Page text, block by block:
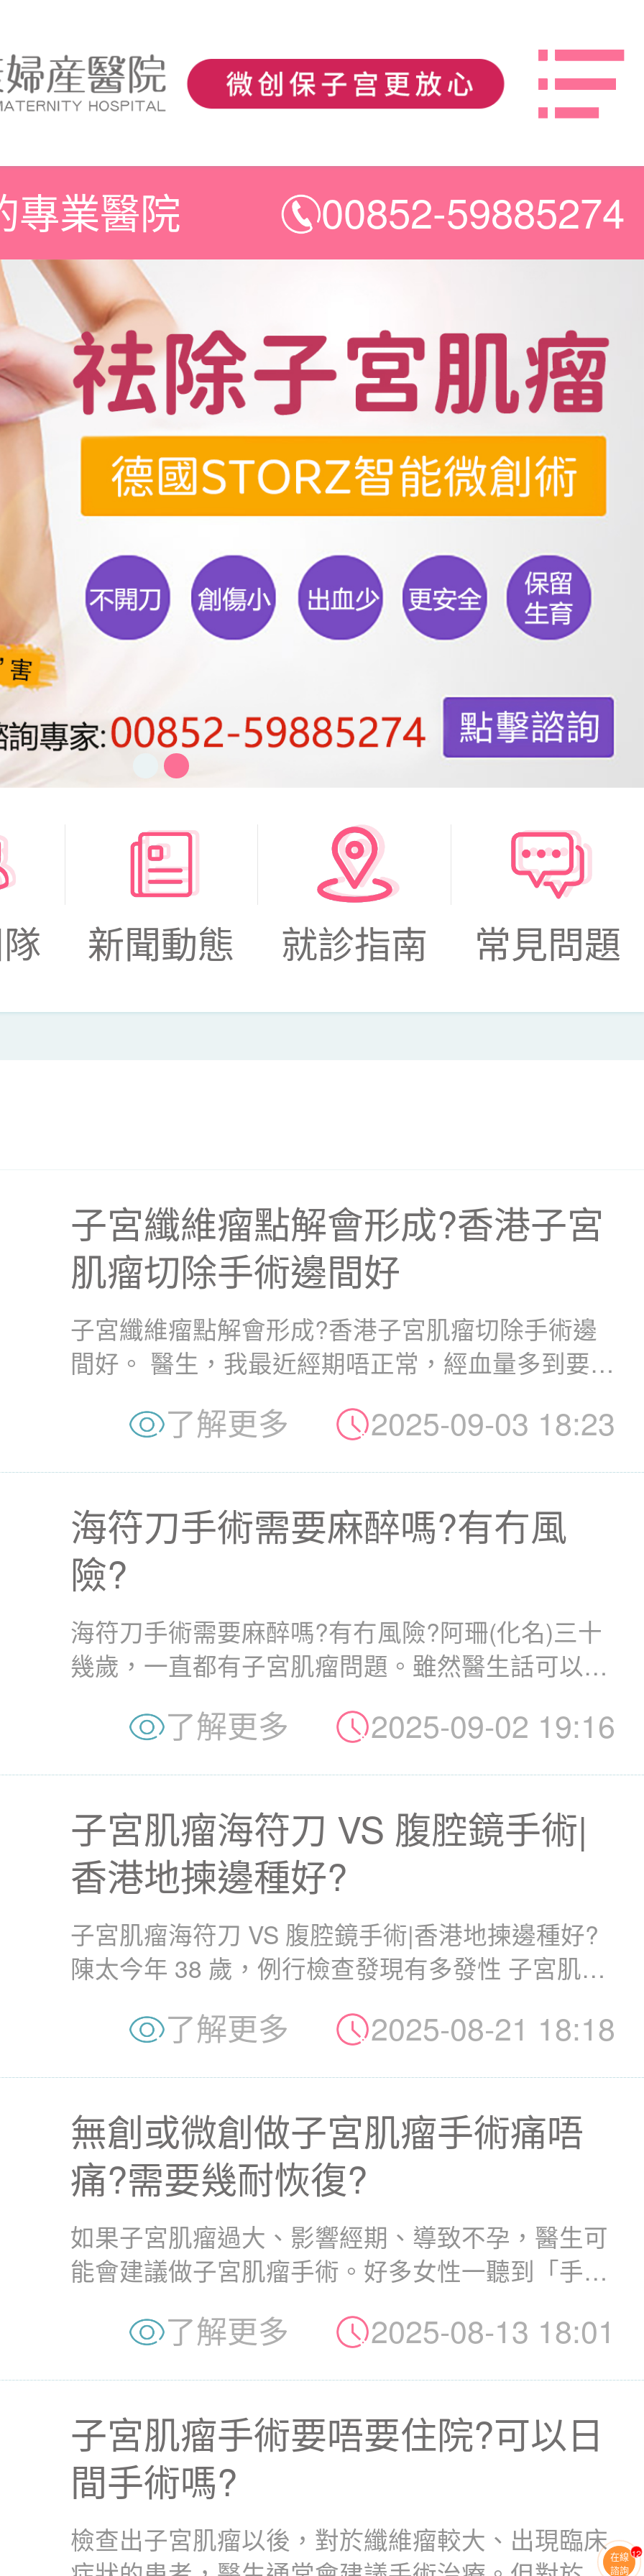
專業醫院 00852-59885274
新聞動態 就診指南 常見問題
子宮纖維瘤點解會形成?香港子宮
肌瘤切除手術邊間好
子宮纖維瘤點解會形成?香港子宮肌瘤切除手術邊
間好。 醫生，我最近經期唔正常，經血量多到要成
了解更多 2025-09-03 18:23
海符刀手術需要麻醉嗎?有冇風
險?
海符刀手術需要麻醉嗎?有冇風險?阿珊(化名)三十
幾歲，一直都有子宮肌瘤問題。雖然醫生話可以考
了解更多 2025-09-02 19:16
子宮肌瘤海符刀 VS 腹腔鏡手術|
香港地揀邊種好?
子宮肌瘤海符刀 VS 腹腔鏡手術|香港地揀邊種好?
陳太今年 38 歲，例行檢查發現有多發性 子宮肌
了解更多 2025-08-21 18:18
無創或微創做子宮肌瘤手術痛唔
痛?需要幾耐恢復?
如果子宮肌瘤過大、影響經期、導致不孕，醫生可
能會建議做子宮肌瘤手術。好多女性一聽到「手
了解更多 2025-08-13 18:01
子宮肌瘤手術要唔要住院?可以日
間手術嗎?
檢查出子宮肌瘤以後，對於纖維瘤較大、出現臨床在線
諮詢
13